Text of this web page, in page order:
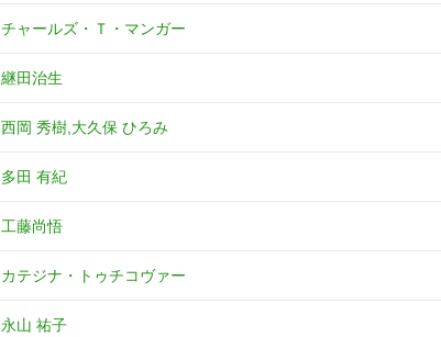
チャールズ・Ｔ・マンガー
継田治生
西岡 秀樹,大久保 ひろみ
多田 有紀
工藤尚悟
カテジナ・トゥチコヴァー
永山 祐子